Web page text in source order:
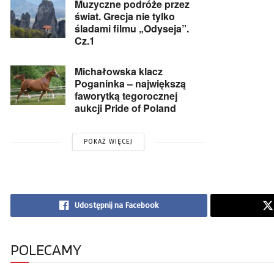
Muzyczne podróże przez
świat. Grecja nie tylko
śladami filmu „Odyseja”.
Cz.1
Michałowska klacz
Poganinka – największą
faworytką tegorocznej
aukcji Pride of Poland
POKAŻ WIĘCEJ
Udostępnij na Facebook
POLECAMY